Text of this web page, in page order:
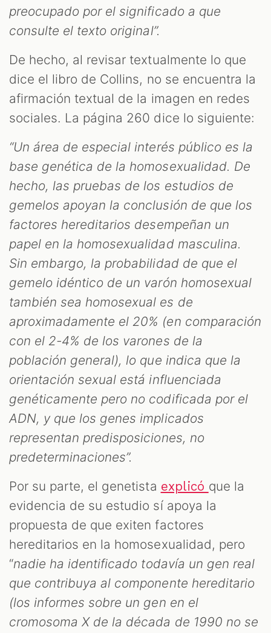
preocupado por el significado a que
consulte el texto original”.
De hecho, al revisar textualmente lo que
dice el libro de Collins, no se encuentra la
afirmación textual de la imagen en redes
sociales. La página 260 dice lo siguiente:
“Un área de especial interés público es la
base genética de la homosexualidad. De
hecho, las pruebas de los estudios de
gemelos apoyan la conclusión de que los
factores hereditarios desempeñan un
papel en la homosexualidad masculina.
Sin embargo, la probabilidad de que el
gemelo idéntico de un varón homosexual
también sea homosexual es de
aproximadamente el 20% (en comparación
con el 2-4% de los varones de la
población general), lo que indica que la
orientación sexual está influenciada
genéticamente pero no codificada por el
ADN, y que los genes implicados
representan predisposiciones, no
predeterminaciones”.
Por su parte, el genetista explicó que la
evidencia de su estudio sí apoya la
propuesta de que exiten factores
hereditarios en la homosexualidad, pero
“nadie ha identificado todavía un gen real
que contribuya al componente hereditario
(los informes sobre un gen en el
cromosoma X de la década de 1990 no se